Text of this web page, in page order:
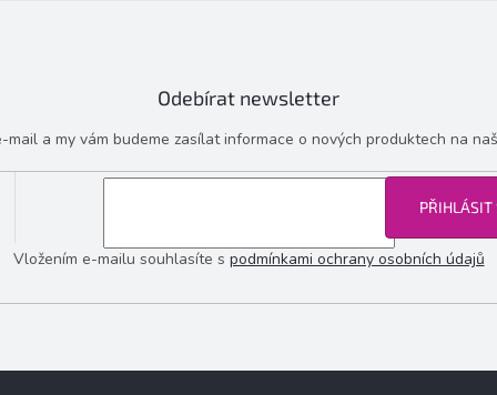
Odebírat newsletter
mail a my vám budeme zasílat informace o nových produktech na
Vložením e-mailu souhlasíte s podmínkami ochrany osobních údajů
PŘIHLÁSIT